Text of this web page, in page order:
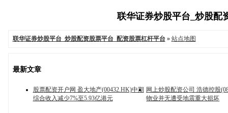
联华证券炒股平台_炒股配
联华证券炒股平台_炒股配资股票平台_配资股票杠杆平台» 站点地图
最新文章
股票配资开户网 盈大地产(00432.HK)中期
综合收入减少7%至5.93亿港元
网上炒股配资公司 浩德控股
物业并无遭受地震重大损坏